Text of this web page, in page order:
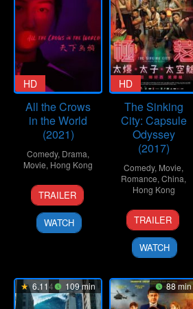
HD
All the Crows
in the World
(2021)
Comedy, Drama,
Movie, Hong Kong
13
Jun
2021
Yilei
Zhou
TRAILER
WATCH
HD
The Sinking
City: Capsule
Odyssey
(2017)
Comedy, Movie,
Romance,China,
Hong Kong
7
Sep
2017
Nero
Ng
TRAILER
WATCH
6.114 109 min 88 min